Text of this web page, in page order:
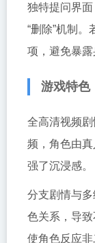
独特提问界
“删除”机制
项，避免暴露
游戏特色
全高清视频
频，角色由
强了沉浸感。
分支剧情与
色关系，导致
使角色反应